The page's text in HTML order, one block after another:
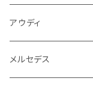
ルノー
キャデラック
シボレー
シトロエン
シボレー
クライスラー
シフトレバー
センターコンソール
ハスクバーナ
ロイヤルエンフィールド
キャブレター
その他
ミラー
サイドミラー
トランクマット
エンジン系部品
スポイラー
バイク ハンドル系
エンジン系
ライト系
インパネ周り
フェンダー
バンパー
ライト系
足回り
サスペンション
ワイパー
その他
足回り系
トランクマット
シートカバー
フロアマット
オーディオ系
アウディ
フロアマット
メルセデス